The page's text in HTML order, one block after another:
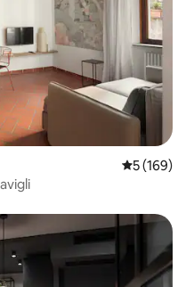
Note
5 (169)
les plus aimés